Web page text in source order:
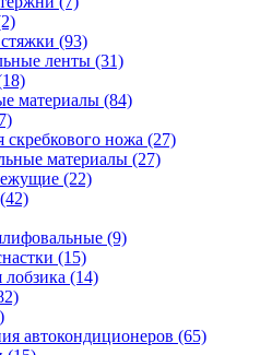
(93)
ленты (31)
материалы (84)
скребкового ножа (27)
материалы (27)
(22)
(42)
(9)
(15)
(14)
автокондиционеров (65)